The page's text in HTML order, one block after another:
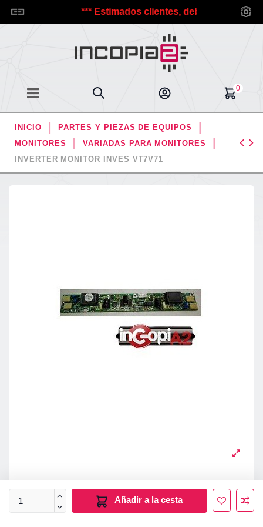
Incopia2. *** Estimados clientes, debido a las
0
INICIO
PARTES Y PIEZAS DE EQUIPOS
MONITORES
VARIADAS PARA MONITORES
INVERTER MONITOR INVES VT7V71
Añadir a la cesta